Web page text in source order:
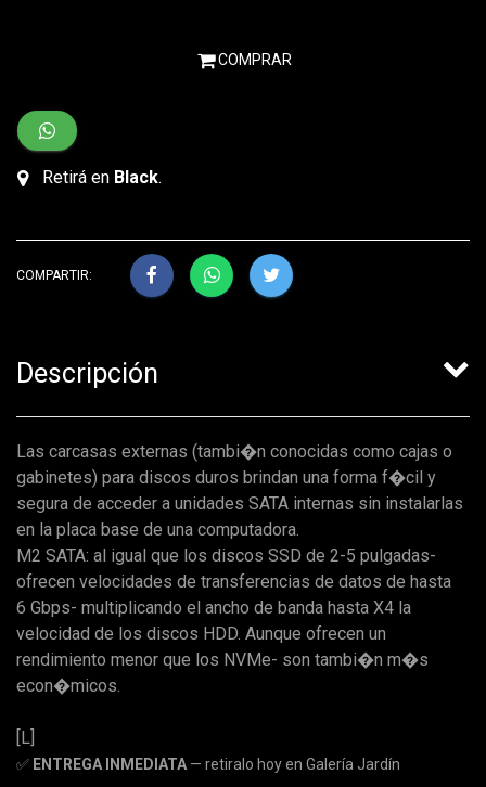
COMPRAR
Retirá en Black.
COMPARTIR:
Descripción
Las carcasas externas (tambi�n conocidas como cajas o
gabinetes) para discos duros brindan una forma f�cil y
segura de acceder a unidades SATA internas sin instalarlas
en la placa base de una computadora.
M2 SATA: al igual que los discos SSD de 2-5 pulgadas-
ofrecen velocidades de transferencias de datos de hasta
6 Gbps- multiplicando el ancho de banda hasta X4 la
velocidad de los discos HDD. Aunque ofrecen un
rendimiento menor que los NVMe- son tambi�n m�s
econ�micos.
[L]
✅ ENTREGA INMEDIATA — retiralo hoy en Galería Jardín